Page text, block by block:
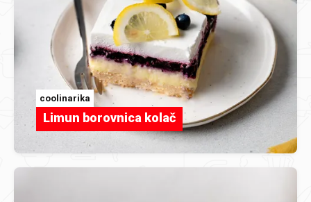
coolinarika
Limun borovnica kolač